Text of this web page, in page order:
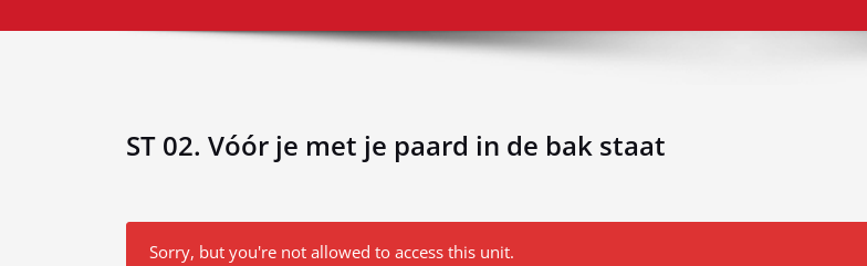
ST 02. Vóór je met je paard in de bak staat
Sorry, but you're not allowed to access this unit.